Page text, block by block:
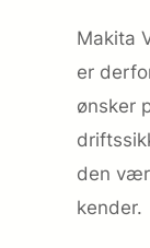
Makita
er
ønsker
den
kender.